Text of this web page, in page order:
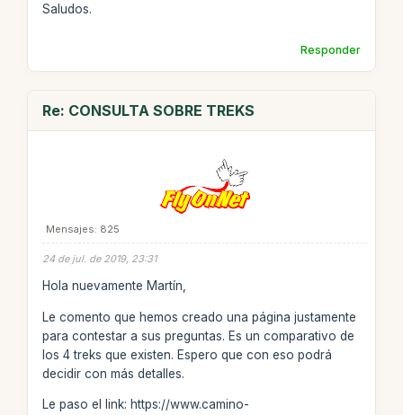
Saludos.
Responder
Re: CONSULTA SOBRE TREKS
Mensajes: 825
24 de jul. de 2019, 23:31
Hola nuevamente Martín,
Le comento que hemos creado una página justamente
para contestar a sus preguntas. Es un comparativo de
los 4 treks que existen. Espero que con eso podrá
decidir con más detalles.
Le paso el link: https://www.camino-